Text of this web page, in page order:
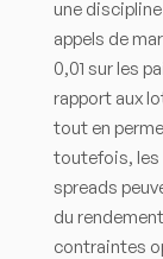
une
appels de
0,01 sur les
rapport aux
tout en
toutefois, les
spreads
du
contraintes